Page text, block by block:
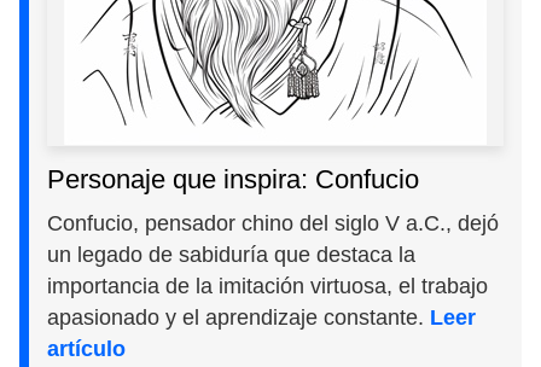
Personaje que inspira: Confucio
Confucio, pensador chino del siglo V a.C., dejó
un legado de sabiduría que destaca la
importancia de la imitación virtuosa, el trabajo
apasionado y el aprendizaje constante. Leer
artículo